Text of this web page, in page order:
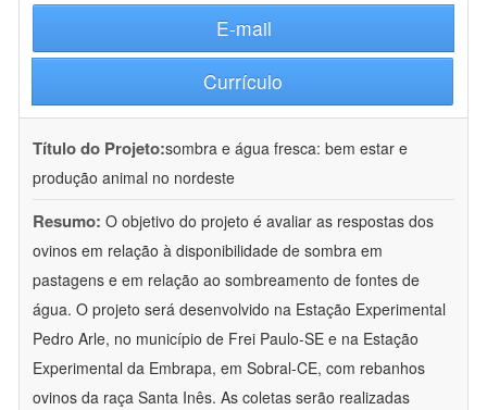
E-mail
Currículo
Título do Projeto:sombra e água fresca: bem estar e
produção animal no nordeste
Resumo: O objetivo do projeto é avaliar as respostas dos
ovinos em relação à disponibilidade de sombra em
pastagens e em relação ao sombreamento de fontes de
água. O projeto será desenvolvido na Estação Experimental
Pedro Arle, no município de Frei Paulo-SE e na Estação
Experimental da Embrapa, em Sobral-CE, com rebanhos
ovinos da raça Santa Inês. As coletas serão realizadas